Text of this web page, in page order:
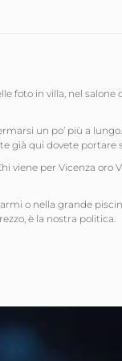
foto in villa, nel
un po’ più a
già qui dovete portare
viene per Vicenza oro
o nella grande
è la nostra politica.